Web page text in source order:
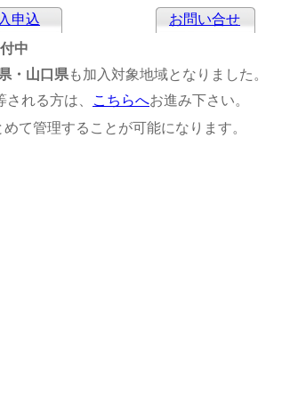
申込 お問い合せ
中
・山口県も加入対象地域となりました。
れる方は、
こちらへお進み下さい。
て管理することが可能になります。